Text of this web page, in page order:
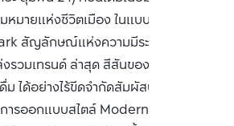
(มหาชน)
มายแห่งชีวิตเมือง ในแบบที่คุณค้นหา
สัญลักษณ์แห่งความมีระดับใจกลาง
วมเทรนด์ ล่าสุด สีสันของกรุงเทพฯ ที่
ได้อย่างไร้ขีดจำกัดสัมผัสบรรยากาศ
ารออกแบบสไตล์ Modern Luxury ที่